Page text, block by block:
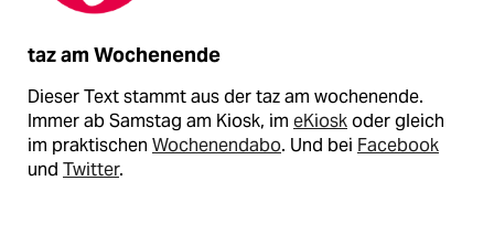
taz am Wochenende
Dieser Text stammt aus der taz am wochenende.
Immer ab Samstag am Kiosk, im eKioskoder gleich
im praktischen Wochenendabo. Und bei Facebook
und Twitter.